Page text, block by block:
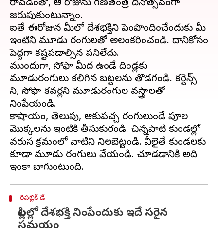
రావడంతో, ఆ రోజును గణతంత్ర దినోత్సవంగా
జరుపుకుంటున్నాం.
ఐతే ఈరోజున మీలో దేశభక్తిని పెంపొందించేందుకు మీ
ఇంటిని మూడు రంగులతో అలంకరించండి. దానికోసం
పెద్దగా కష్టపడాల్సిన పనిలేదు.
ముందుగా, సోఫా మీద ఉండే దిండ్లకు
మూడురంగులు కలిగిన బట్టలను తొడగండి. కర్టెన్స్
ని, సోఫా కవర్లని మూడురంగుల వస్త్రాలతో
నింపేయండి.
కాషాయం, తెలుపు, ఆకుపచ్చ రంగులుండే పూల
మొక్కలను ఇంటికి తీసుకురండి. చిన్నపాటి కుండల్లో
వరుస క్రమంలో వాటిని నిలబెట్టండి. వీలైతే కుండలకు
కూడా మూడు రంగులు వేయండి. చూడడానికి అది
రిపబ్లిక్ డే
పిల్లల్లో దేశభక్తి నింపేందుకు ఇదే సరైన
సమయం